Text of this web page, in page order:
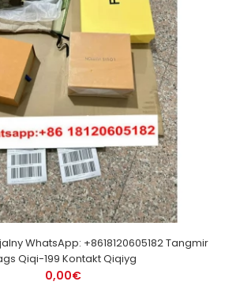
WhatsApp: +8618120605182 Tangmir
Qiqi-199 Kontakt Qiqiyg
0,00€